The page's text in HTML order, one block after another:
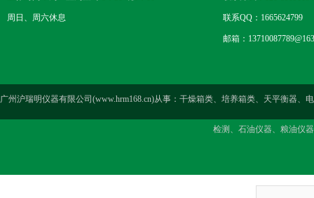
周日、周六休息 联系QQ：1665624799
邮箱：
广州沪瑞明仪器有限公司(www.hrm168.cn)从事：干燥箱类、培养箱类、天平衡器
检测、石油仪器、粮油仪